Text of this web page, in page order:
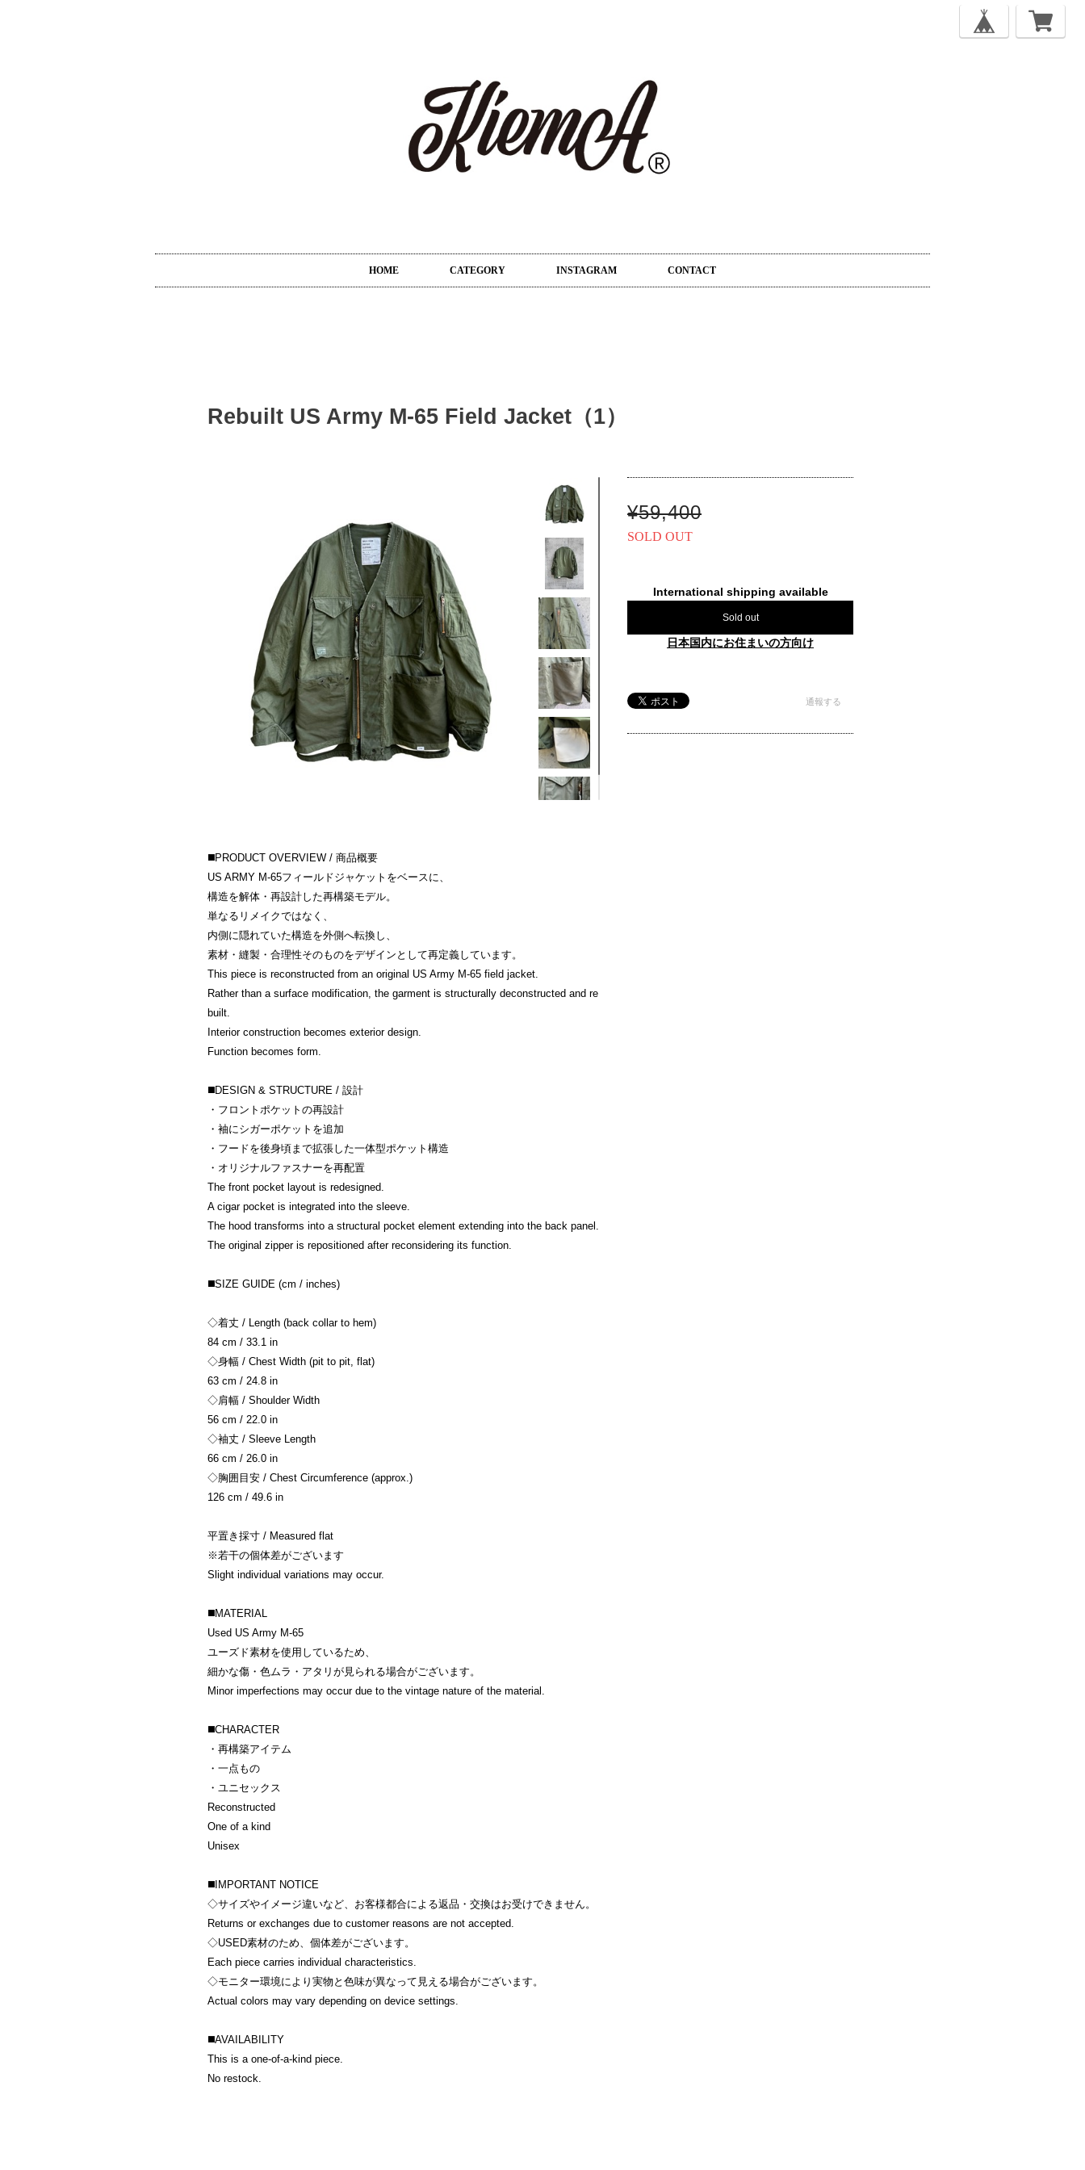
HOME CATEGORY INSTAGRAM CONTACT
Rebuilt US Army M-65 Field Jacket（1）
◼️PRODUCT OVERVIEW / 商品概要
US ARMY M-65フィールドジャケットをベースに、
構造を解体・再設計した再構築モデル。
単なるリメイクではなく、
内側に隠れていた構造を外側へ転換し、
素材・縫製・合理性そのものをデザインとして再定義しています。
This piece is reconstructed from an original US Army M-65 field jacket.
Rather than a surface modification, the garment is structurally deconstructed and re
built.
Interior construction becomes exterior design.
Function becomes form.
◼️DESIGN & STRUCTURE / 設計
・フロントポケットの再設計
・袖にシガーポケットを追加
・フードを後身頃まで拡張した一体型ポケット構造
・オリジナルファスナーを再配置
The front pocket layout is redesigned.
A cigar pocket is integrated into the sleeve.
The hood transforms into a structural pocket element extending into the back panel.
The original zipper is repositioned after reconsidering its function.
◼️SIZE GUIDE (cm / inches)
◇着丈 / Length (back collar to hem)
84 cm / 33.1 in
◇身幅 / Chest Width (pit to pit, flat)
63 cm / 24.8 in
◇肩幅 / Shoulder Width
56 cm / 22.0 in
◇袖丈 / Sleeve Length
66 cm / 26.0 in
◇胸囲目安 / Chest Circumference (approx.)
126 cm / 49.6 in
平置き採寸 / Measured flat
※若干の個体差がございます
Slight individual variations may occur.
◼️MATERIAL
Used US Army M-65
ユーズド素材を使用しているため、
細かな傷・色ムラ・アタリが見られる場合がございます。
Minor imperfections may occur due to the vintage nature of the material.
◼️CHARACTER
・再構築アイテム
・一点もの
・ユニセックス
Reconstructed
One of a kind
Unisex
◼️IMPORTANT NOTICE
◇サイズやイメージ違いなど、お客様都合による返品・交換はお受けできません。
Returns or exchanges due to customer reasons are not accepted.
◇USED素材のため、個体差がございます。
Each piece carries individual characteristics.
◇モニター環境により実物と色味が異なって見える場合がございます。
Actual colors may vary depending on device settings.
◼️AVAILABILITY
This is a one-of-a-kind piece.
No restock.
¥59,400
SOLD OUT
International shipping available
Sold out
日本国内にお住まいの方向け
通報する